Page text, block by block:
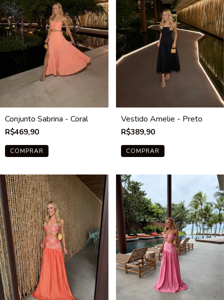
Conjunto Sabrina - Coral
R$469,90
COMPRAR
Vestido Amelie - Preto
R$389,90
COMPRAR